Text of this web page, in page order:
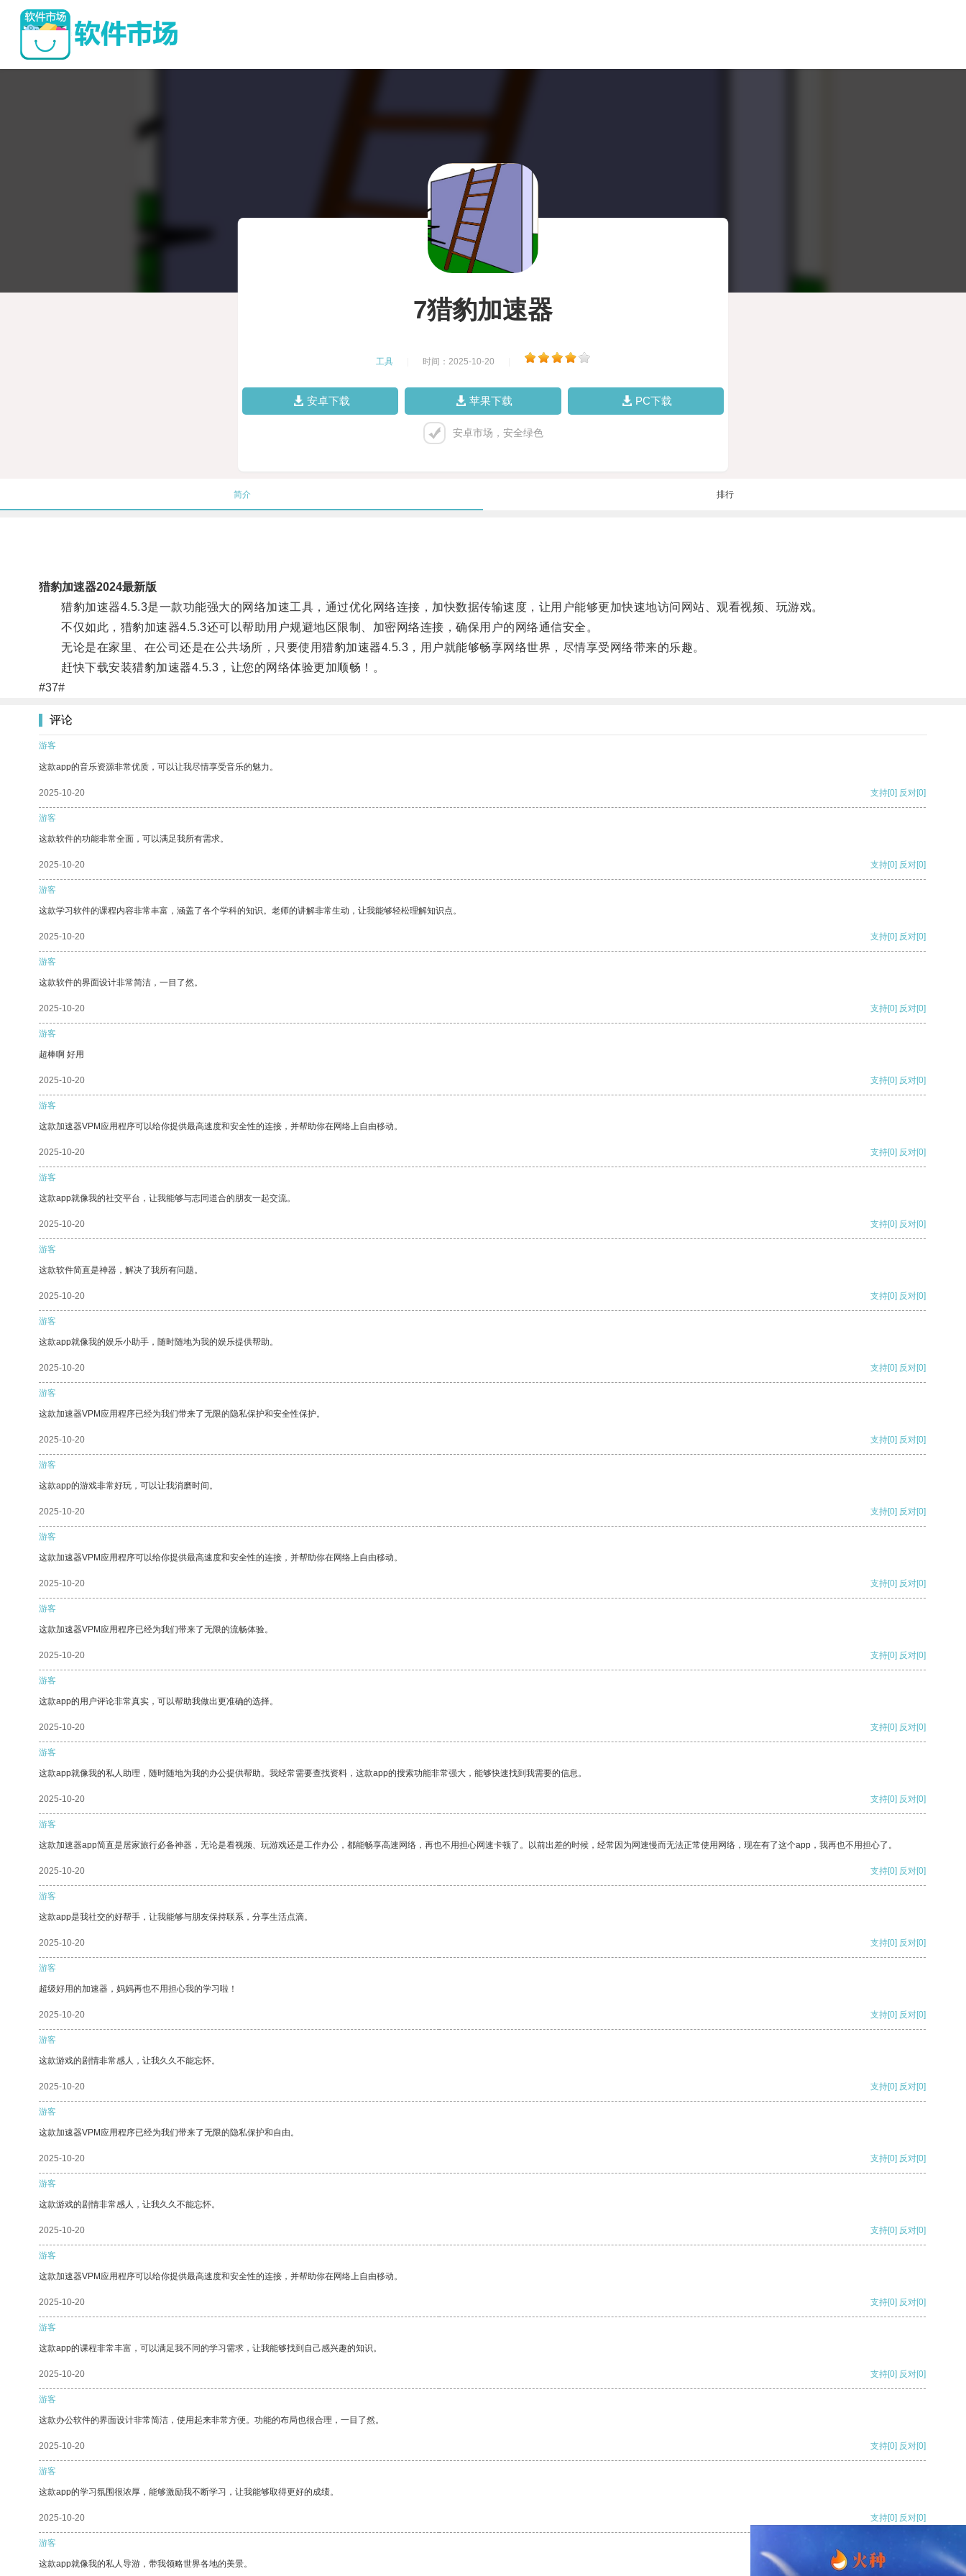
7猎豹加速器
工具 时间：2025-10-20
安卓下载 苹果下载 PC下载
安卓市场，安全绿色
简介 排行
猎豹加速器2024最新版
猎豹加速器4.5.3是一款功能强大的网络加速工具，通过优化网络连接，加快数据传输速度，让用户能够更加快速地访问网站、观看视频、玩游戏。
不仅如此，猎豹加速器4.5.3还可以帮助用户规避地区限制、加密网络连接，确保用户的网络通信安全。
无论是在家里、在公司还是在公共场所，只要使用猎豹加速器4.5.3，用户就能够畅享网络世界，尽情享受网络带来的乐趣。
赶快下载安装猎豹加速器4.5.3，让您的网络体验更加顺畅！。
#37#
评论
游客
这款app的音乐资源非常优质，可以让我尽情享受音乐的魅力。
2025-10-20 支持[0] 反对[0]
游客
这款软件的功能非常全面，可以满足我所有需求。
2025-10-20 支持[0] 反对[0]
游客
这款学习软件的课程内容非常丰富，涵盖了各个学科的知识。老师的讲解非常生动，让我能够轻松理解知识点。
2025-10-20 支持[0] 反对[0]
游客
这款软件的界面设计非常简洁，一目了然。
2025-10-20 支持[0] 反对[0]
游客
超棒啊 好用
2025-10-20 支持[0] 反对[0]
游客
这款加速器VPM应用程序可以给你提供最高速度和安全性的连接，并帮助你在网络上自由移动。
2025-10-20 支持[0] 反对[0]
游客
这款app就像我的社交平台，让我能够与志同道合的朋友一起交流。
2025-10-20 支持[0] 反对[0]
游客
这款软件简直是神器，解决了我所有问题。
2025-10-20 支持[0] 反对[0]
游客
这款app就像我的娱乐小助手，随时随地为我的娱乐提供帮助。
2025-10-20 支持[0] 反对[0]
游客
这款加速器VPM应用程序已经为我们带来了无限的隐私保护和安全性保护。
2025-10-20 支持[0] 反对[0]
游客
这款app的游戏非常好玩，可以让我消磨时间。
2025-10-20 支持[0] 反对[0]
游客
这款加速器VPM应用程序可以给你提供最高速度和安全性的连接，并帮助你在网络上自由移动。
2025-10-20 支持[0] 反对[0]
游客
这款加速器VPM应用程序已经为我们带来了无限的流畅体验。
2025-10-20 支持[0] 反对[0]
游客
这款app的用户评论非常真实，可以帮助我做出更准确的选择。
2025-10-20 支持[0] 反对[0]
游客
这款app就像我的私人助理，随时随地为我的办公提供帮助。我经常需要查找资料，这款app的搜索功能非常强大，能够快速找到我需要的信息。
2025-10-20 支持[0] 反对[0]
游客
这款加速器app简直是居家旅行必备神器，无论是看视频、玩游戏还是工作办公，都能畅享高速网络，再也不用担心网速卡顿了。以前出差的时候，经常因为网速慢而无法正常使用网络，现在有了这个app，我再也不用担心了。
2025-10-20 支持[0] 反对[0]
游客
这款app是我社交的好帮手，让我能够与朋友保持联系，分享生活点滴。
2025-10-20 支持[0] 反对[0]
游客
超级好用的加速器，妈妈再也不用担心我的学习啦！
2025-10-20 支持[0] 反对[0]
游客
这款游戏的剧情非常感人，让我久久不能忘怀。
2025-10-20 支持[0] 反对[0]
游客
这款加速器VPM应用程序已经为我们带来了无限的隐私保护和自由。
2025-10-20 支持[0] 反对[0]
游客
这款游戏的剧情非常感人，让我久久不能忘怀。
2025-10-20 支持[0] 反对[0]
游客
这款加速器VPM应用程序可以给你提供最高速度和安全性的连接，并帮助你在网络上自由移动。
2025-10-20 支持[0] 反对[0]
游客
这款app的课程非常丰富，可以满足我不同的学习需求，让我能够找到自己感兴趣的知识。
2025-10-20 支持[0] 反对[0]
游客
这款办公软件的界面设计非常简洁，使用起来非常方便。功能的布局也很合理，一目了然。
2025-10-20 支持[0] 反对[0]
游客
这款app的学习氛围很浓厚，能够激励我不断学习，让我能够取得更好的成绩。
2025-10-20 支持[0] 反对[0]
游客
这款app就像我的私人导游，带我领略世界各地的美景。